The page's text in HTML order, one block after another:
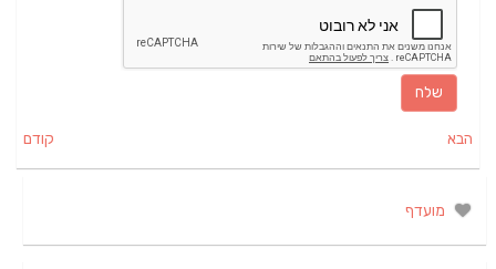
קודם הבא
מועדף